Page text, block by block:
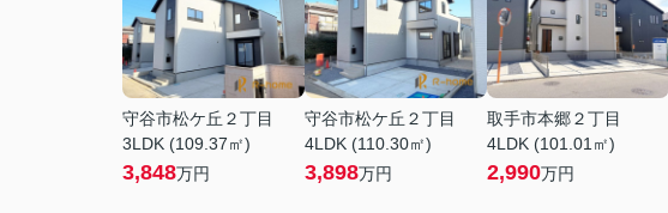
守谷市松ケ丘２丁目
3LDK (109.37㎡)
3,848万円
守谷市松ケ丘２丁目
4LDK (110.30㎡)
3,898万円
取手市本郷２丁目
4LDK (101.01㎡)
2,990万円